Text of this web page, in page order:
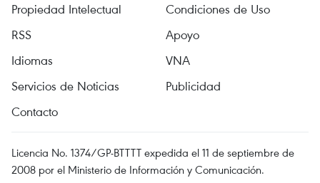
Propiedad Intelectual
Condiciones de Uso
RSS
Apoyo
Idiomas
VNA
Servicios de Noticias
Publicidad
Contacto
Licencia No. 1374/GP-BTTTT expedida el 11 de septiembre de
2008 por el Ministerio de Información y Comunicación.